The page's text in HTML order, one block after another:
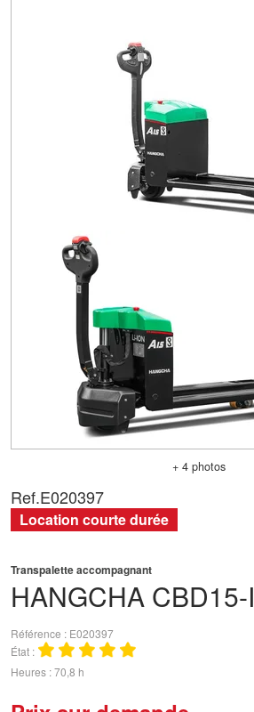
+ 4 photos
HANGCHA CBD15-I
Transpalette accompagnant
Référence
E020397
État
Heures 70,8 h
Ref.E020397
Location courte durée